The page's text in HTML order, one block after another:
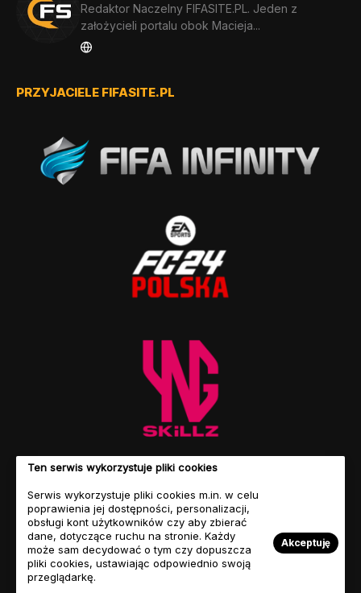
Redaktor Naczelny FIFASITE.PL. Jeden z
założycieli portalu obok Macieja...
PRZYJACIELE FIFASITE.PL
Ten serwis wykorzystuje pliki cookies
Serwis wykorzystuje pliki cookies m.in. w celu
poprawienia jej dostępności, personalizacji,
obsługi kont użytkowników czy aby zbierać
dane, dotyczące ruchu na stronie. Każdy
może sam decydować o tym czy dopuszcza
pliki cookies, ustawiając odpowiednio swoją
przeglądarkę.
Akceptuję